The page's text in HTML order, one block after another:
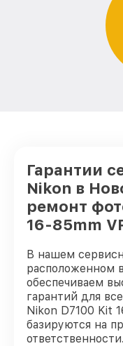
Гарантии
Nikon в
ремонт
16-85mm
В нашем
расположенном
обеспечиваем
гарантий для
Nikon D7100 Kit
базируются на
ответственности.